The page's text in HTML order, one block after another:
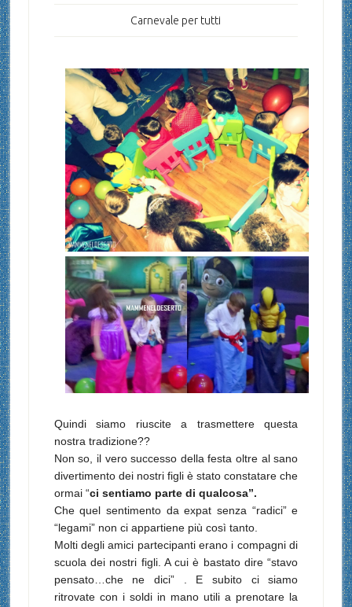
Carnevale per tutti
Quindi siamo riuscite a trasmettere questa
nostra tradizione??
Non so, il vero successo della festa oltre al sano
divertimento dei nostri figli è stato constatare che
ormai “ci sentiamo parte di qualcosa”.
Che quel sentimento da expat senza “radici” e
“legami” non ci appartiene più così tanto.
Molti degli amici partecipanti erano i compagni di
scuola dei nostri figli. A cui è bastato dire “stavo
pensato…che ne dici” . E subito ci siamo
ritrovate con i soldi in mano utili a prenotare la